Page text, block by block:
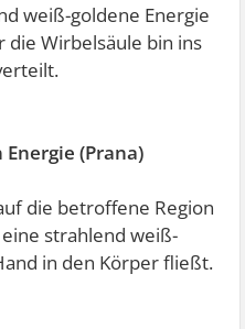
weiß-goldene Energie
die Wirbelsäule bin ins
(Prana)
die betroffene Region
strahlend weiß-
in den Körper fließt.